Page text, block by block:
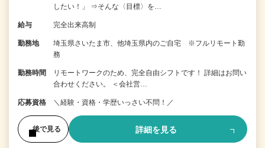
したい！」 ⇒そんな〈目標〉を…
給与 完全出来高制
勤務地
埼玉県さいたま市、他埼玉県内のご自宅 ※フルリモート勤
務
勤務時間
リモートワークのため、完全自由シフトです！ 詳細はお問い
合わせください。 ＜会社営…
応募資格 ＼経験・資格・学歴いっさい不問！／
後で見る 詳細を見る